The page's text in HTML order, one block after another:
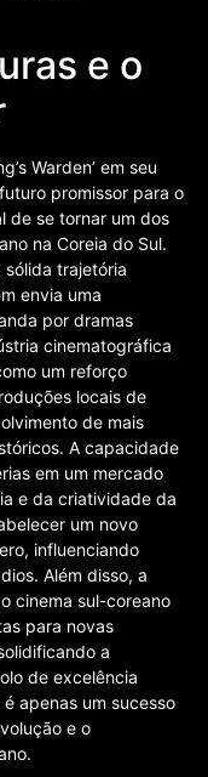
e o
Warden’ em seu
promissor para o
de se tornar um dos
na Coreia do Sul.
sólida trajetória
envia uma
por dramas
cinematográfica
um reforço
locais de
de mais
A capacidade
em um mercado
e da criatividade da
um novo
influenciando
Além disso, a
cinema sul-coreano
para novas
a
de excelência
apenas um sucesso
e o